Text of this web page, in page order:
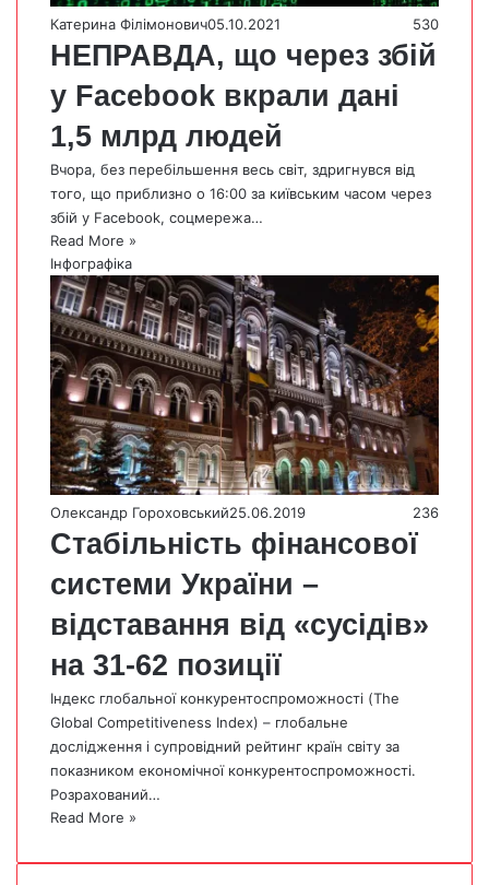
Катерина Філімонович05.10.2021 530
НЕПРАВДА, що через збій
у Facebook вкрали дані
1,5 млрд людей
Вчора, без перебільшення весь світ, здригнувся від
того, що приблизно о 16:00 за київським часом через
збій у Facebook, соцмережа…
Read More »
Інфографіка
Олександр Гороховський25.06.2019 236
Стабільність фінансової
системи України –
відставання від «сусідів»
на 31-62 позиції
Індекс глобальної конкурентоспроможності (The
Global Competitiveness Index) – глобальне
дослідження і супровідний рейтинг країн світу за
показником економічної конкурентоспроможності.
Розрахований…
Read More »